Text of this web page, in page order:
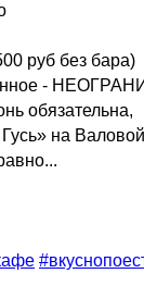
руб без бара)
-
обязательна,
на